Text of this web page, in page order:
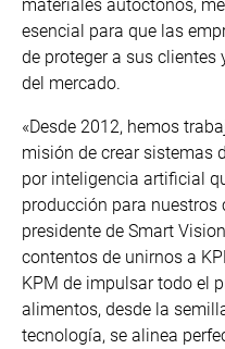
materiales autóctonos,
esencial para que las
de proteger a sus clientes
del mercado.
«Desde 2012, hemos
misión de crear sistemas
por inteligencia artificial
producción para nuestros
presidente de Smart
contentos de unirnos a
KPM de impulsar todo el
alimentos, desde la
tecnología, se alinea